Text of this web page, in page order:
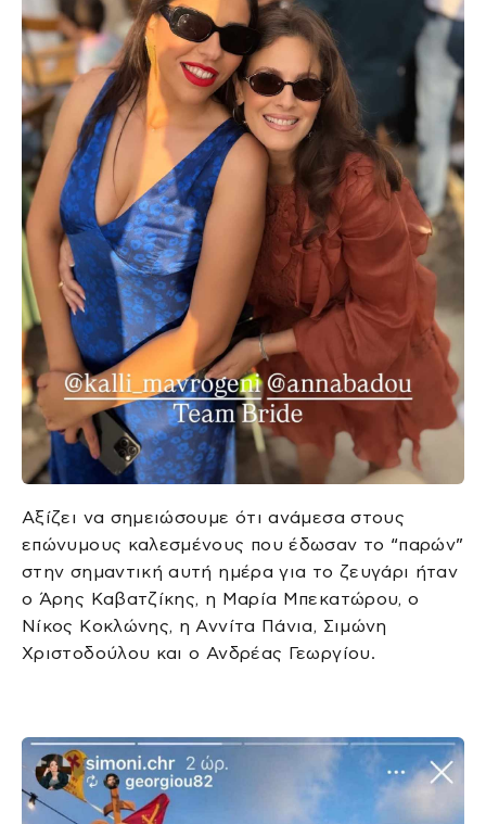
Αξίζει να σημειώσουμε ότι ανάμεσα στους
επώνυμους καλεσμένους που έδωσαν το “παρών”
στην σημαντική αυτή ημέρα για το ζευγάρι ήταν
ο Άρης Καβατζίκης, η Μαρία Μπεκατώρου, ο
Νίκος Κοκλώνης, η Αννίτα Πάνια, Σιμώνη
Χριστοδούλου και ο Ανδρέας Γεωργίου.